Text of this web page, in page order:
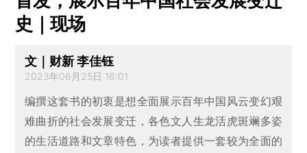
史｜现场
文｜财新 李佳钰
2023年06月25日 16:01
编撰这套书的初衷是想全面展示百年中国风云变幻艰
难曲折的社会发展变迁，各色文人生龙活虎斑斓多姿
的生活道路和文章特色，为读者提供一套较为全面的